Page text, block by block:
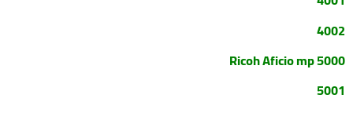
4002
Ricoh Aficio mp 5000
5001